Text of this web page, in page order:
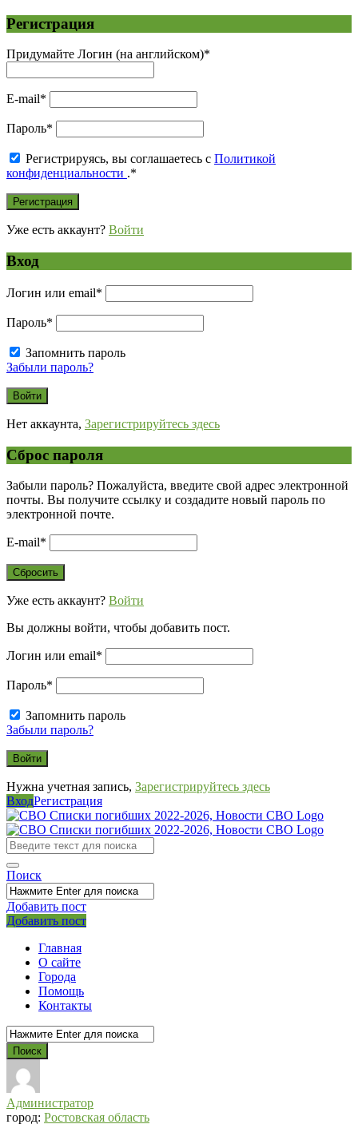
Регистрация
Придумайте Логин (на английском)*
E-mail*
Пароль*
Регистрируясь, вы соглашаетесь с Политикой
конфиденциальности .*
Уже есть аккаунт? Войти
Вход
Логин или email*
Пароль*
Запомнить пароль
Забыли пароль?
Нет аккаунта, Зарегистрируйтесь здесь
Сброс пароля
Забыли пароль? Пожалуйста, введите свой адрес электронной
почты. Вы получите ссылку и создадите новый пароль по
электронной почте.
E-mail*
Уже есть аккаунт? Войти
Вы должны войти, чтобы добавить пост.
Логин или email*
Пароль*
Запомнить пароль
Забыли пароль?
Нужна учетная запись, Зарегистрируйтесь здесь
ВходРегистрация
СВО
Списки
погибших
2022-
2026,
Новости
СВО
Поиск
Добавить пост
Мобильное
меню
Выйти
Добавить пост
Главная
О сайте
Города
Помощь
Контакты
СВО
Списки
погибших
Администратор
город: Ростовская область